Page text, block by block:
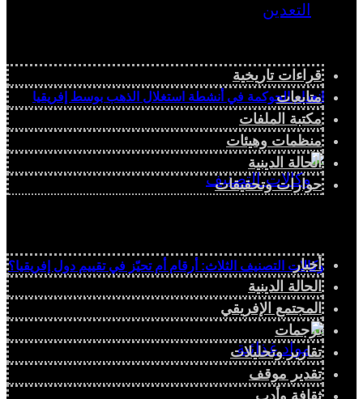
انعدام الحوكمة في أنشطة استغلال الذهب بوسط إفريقيا
وكالات التصنيف الثلاث: أرقام أم تحيّز في تقييم دول إفريقيا؟
قراءات تاريخية
متابعات
مكتبة الملفات
منظمات وهيئات
الحالة الدينية
حوارات وتحقيقات
أخبار
الحالة الدينية
المجتمع الإفريقي
ترجمات
تقارير وتحليلات
تقدير موقف
ثقافة وأدب